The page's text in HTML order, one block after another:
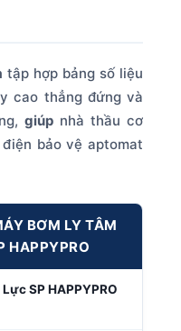
tập hợp bảng số liệu
cao thẳng đứng và
giúpnhà thầu cơ
bảo vệ aptomat
BƠM LY TÂM
HAPPYPRO
SP HAPPYPRO